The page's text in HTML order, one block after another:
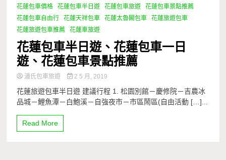
花蓮包車價格
花蓮包車半日遊 花蓮包車旅遊
花蓮包車景點推薦
花蓮包車自由行
花蓮天祥包車 花蓮太魯閣包車
花蓮旅遊包車
花蓮旅遊包車推薦
花蓮車旅遊
花蓮包車半日遊、花蓮包車一日
遊、花蓮包車景點推薦
潘氏包車旅遊 2 5 月, 2019
花蓮旅遊包車半日遊 建議行程 1. 松園別館－慶修院－吉農冰
品城－鯉魚潭－白鮑溪－自強夜市－市區鬧區(自由活動 […]...
Read More